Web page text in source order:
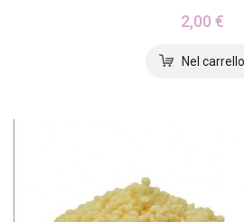
2,00 €